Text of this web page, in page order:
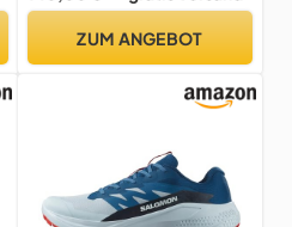
ZUM ANGEBOT